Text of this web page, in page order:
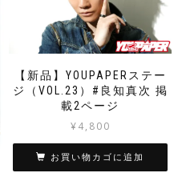
【新品】YOUPAPERステー
ジ（VOL.23）#良知真次 掲
載2ページ
¥4,800
お買い物カゴに追加